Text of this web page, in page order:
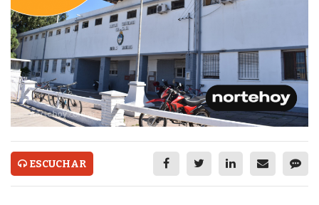
TECNOLOGÍA
SERVICIOS
PRONÓSTICO
HORÓSCOPO
CHANGUITO.COM.AR Y
ESCUCHAR